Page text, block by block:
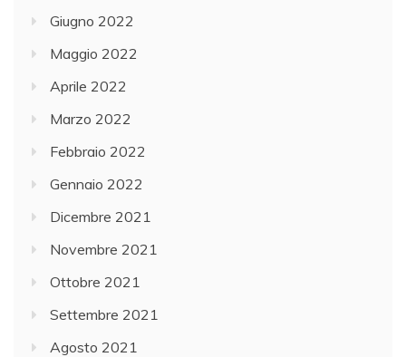
Giugno 2022
Maggio 2022
Aprile 2022
Marzo 2022
Febbraio 2022
Gennaio 2022
Dicembre 2021
Novembre 2021
Ottobre 2021
Settembre 2021
Agosto 2021